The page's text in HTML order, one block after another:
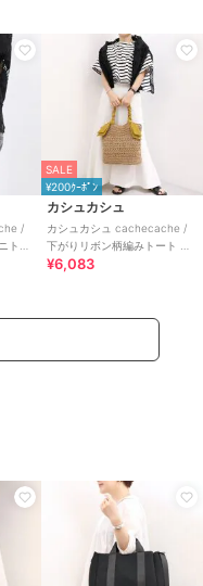
/
トー
SALE
¥200ｸｰﾎﾟﾝ
カシュカシュ
カシュカシュ cachecache /
下がりリボン柄編みトート カ
ゴバッグ
¥6,083